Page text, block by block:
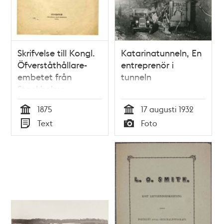
Skrifvelse till Kongl.
Öfverståthållare-
embetet från
Stockholms
Fastighetsegare-
förening, angående
renhållning af
hufvudstadens
Tid
1875
Typ
Text
Katarinatunneln, En
entreprenör i
tunneln
Tid
17 augusti 1932
Typ
Foto